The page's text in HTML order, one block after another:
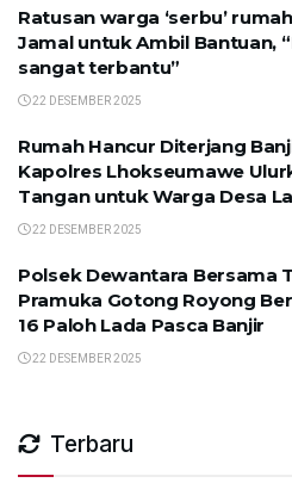
Ratusan warga ‘serbu’
Jamal untuk Ambil Bantuan,
sangat terbantu”
22 DESEMBER 2025
Rumah Hancur Diterjang
Kapolres Lhokseumawe
Tangan untuk Warga Desa
22 DESEMBER 2025
Polsek Dewantara Bersama
Pramuka Gotong Royong
16 Paloh Lada Pasca Banjir
22 DESEMBER 2025
Terbaru